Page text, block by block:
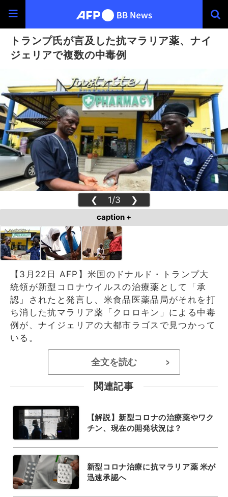
トランプ氏が言及した抗マラリア薬、ナイ
ジェリアで複数の中毒例
❮ 1/3 ❯
caption +
【3月22日 AFP】米国のドナルド・トランプ大
統領が新型コロナウイルスの治療薬として「承
認」されたと発言し、米食品医薬品局がそれを打
ち消した抗マラリア薬「クロロキン」による中毒
例が、ナイジェリアの大都市ラゴスで見つかって
いる。
全文を読む >
関連記事
【解説】新型コロナの治療薬やワク
チン、現在の開発状況は？
新型コロナ治療に抗マラリア薬 米が
迅速承認へ